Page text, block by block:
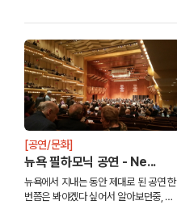
에 합격한 학생 후기입니다.학생은 미국
[공연/문화]
뉴욕 필하모닉 공연 - Ne...
뉴욕에서 지내는 동안 제대로 된 공연 한
번쯤은 봐야겠다 싶어서 알아보던중, 링